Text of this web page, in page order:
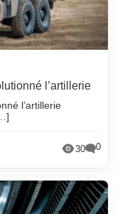
l’artillerie
l’artillerie
30 0